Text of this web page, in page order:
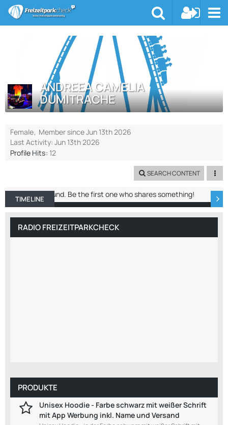
ANDREEA CAMELIA
DUMITRACHE
Female Member since Jun 13th 2026
Last Activity: Jun 13th 2026
Profile Hits 12
SEARCH CONTENT
TIMELINE ABOUT ME RECENT ACTIVITY
No entries found. Be the first one who shares something!
RADIO FREIZEITPARKCHECK
PRODUKTE
Unisex Hoodie - Farbe schwarz mit weißer Schrift
mit App Werbung inkl. Name und Versand